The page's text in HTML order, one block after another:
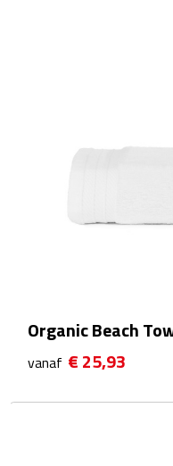
Drinkglazen
Champagneglazen
Organic Beach
vanaf € 25,93